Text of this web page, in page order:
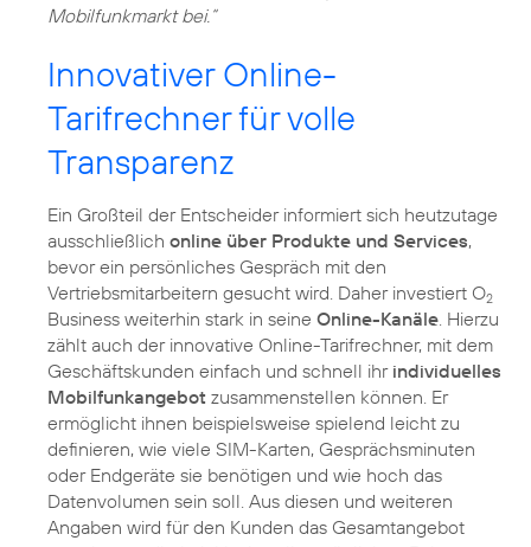
Mobilfunkmarkt bei.“
Innovativer Online-
Tarifrechner für volle
Transparenz
Ein Großteil der Entscheider informiert sich heutzutage
ausschließlich online über Produkte und Services,
bevor ein persönliches Gespräch mit den
Vertriebsmitarbeitern gesucht wird. Daher investiert O2
Business weiterhin stark in seine Online-Kanäle. Hierzu
zählt auch der innovative Online-Tarifrechner, mit dem
Geschäftskunden einfach und schnell ihr individuelles
Mobilfunkangebot zusammenstellen können. Er
ermöglicht ihnen beispielsweise spielend leicht zu
definieren, wie viele SIM-Karten, Gesprächsminuten
oder Endgeräte sie benötigen und wie hoch das
Datenvolumen sein soll. Aus diesen und weiteren
Angaben wird für den Kunden das Gesamtangebot